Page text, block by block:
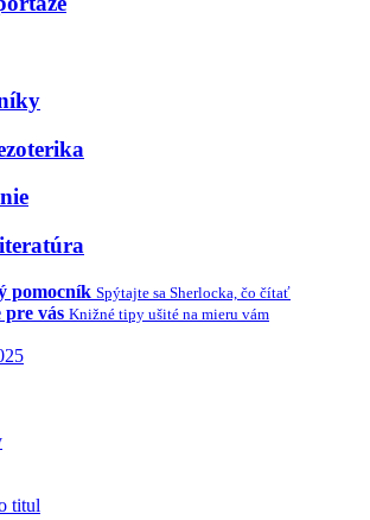
pomocník Spýtajte sa Sherlocka, čo čítať
pre vás Knižné tipy ušité na mieru vám
titul